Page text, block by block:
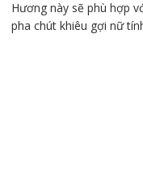
Hương này sẽ phù hợp
pha chút khiêu gợi nữ